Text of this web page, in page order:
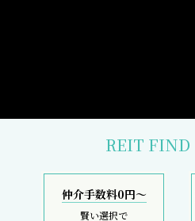
REIT FIND
仲介手数料0円～
賢い選択で